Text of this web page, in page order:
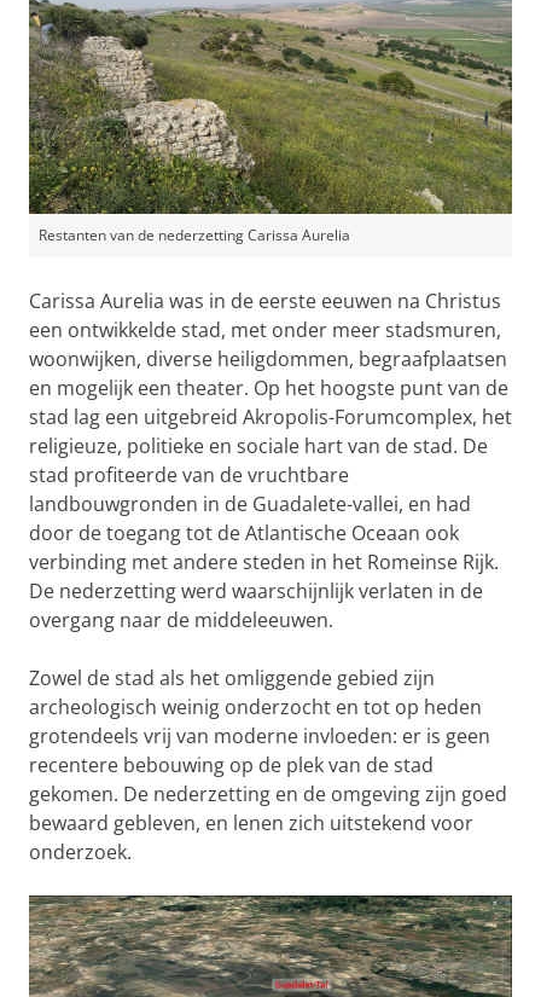
Restanten van de nederzetting Carissa Aurelia
Carissa Aurelia was in de eerste eeuwen na Christus
een ontwikkelde stad, met onder meer stadsmuren,
woonwijken, diverse heiligdommen, begraafplaatsen
en mogelijk een theater. Op het hoogste punt van de
stad lag een uitgebreid Akropolis-Forumcomplex, het
religieuze, politieke en sociale hart van de stad. De
stad profiteerde van de vruchtbare
landbouwgronden in de Guadalete-vallei, en had
door de toegang tot de Atlantische Oceaan ook
verbinding met andere steden in het Romeinse Rijk.
De nederzetting werd waarschijnlijk verlaten in de
overgang naar de middeleeuwen.
Zowel de stad als het omliggende gebied zijn
archeologisch weinig onderzocht en tot op heden
grotendeels vrij van moderne invloeden: er is geen
recentere bebouwing op de plek van de stad
gekomen. De nederzetting en de omgeving zijn goed
bewaard gebleven, en lenen zich uitstekend voor
onderzoek.